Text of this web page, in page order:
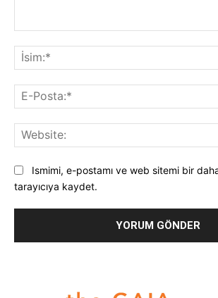
Ismimi, e-postamı ve web sitemi bir
tarayıcıya kaydet.